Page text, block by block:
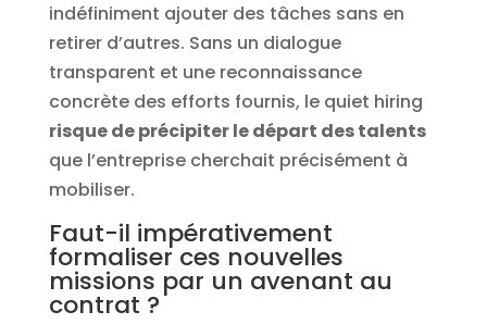
indéfiniment ajouter des tâches sans en
retirer d’autres. Sans un dialogue
transparent et une reconnaissance
concrète des efforts fournis, le quiet hiring
risque de précipiter le départ des talents
que l’entreprise cherchait précisément à
mobiliser.
Faut-il impérativement
formaliser ces nouvelles
missions par un avenant au
contrat ?